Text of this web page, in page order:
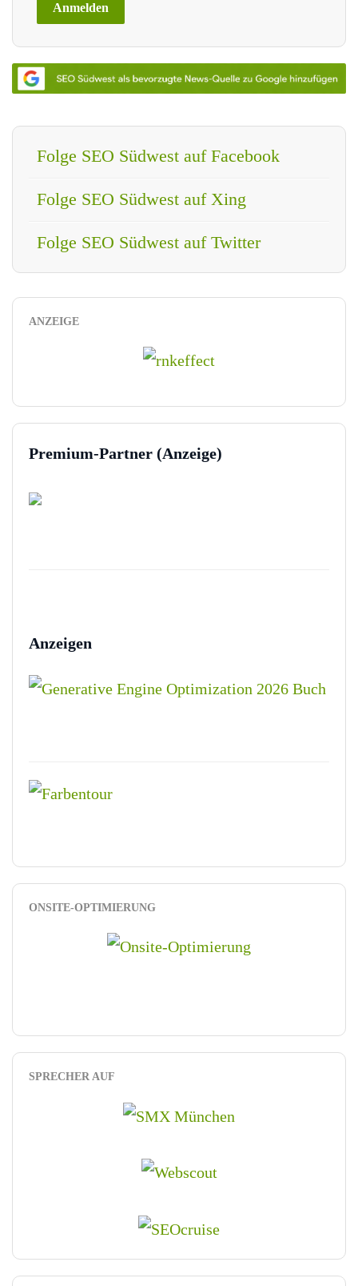
Folge SEO Südwest auf Facebook
Folge SEO Südwest auf Xing
Folge SEO Südwest auf Twitter
ANZEIGE
Premium-Partner (Anzeige)
Anzeigen
ONSITE-OPTIMIERUNG
SPRECHER AUF